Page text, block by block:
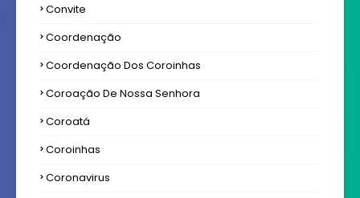
Convite
Coordenação
Coordenação Dos Coroinhas
Coroação De Nossa Senhora
Coroatá
Coroinhas
Coronavirus